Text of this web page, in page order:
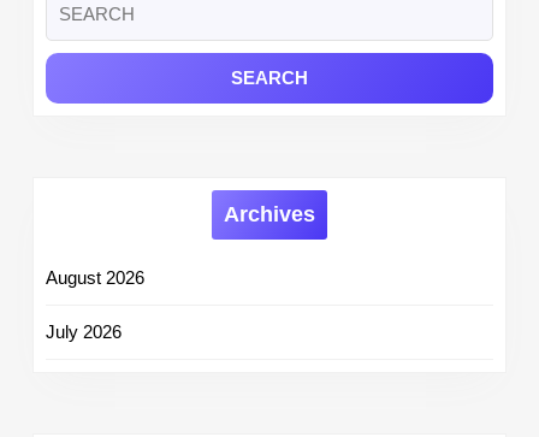
for:
Archives
August 2026
July 2026